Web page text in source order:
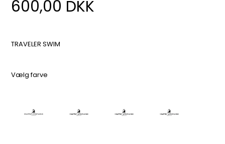
600,00 DKK
TRAVELER SWIM
Vælg farve